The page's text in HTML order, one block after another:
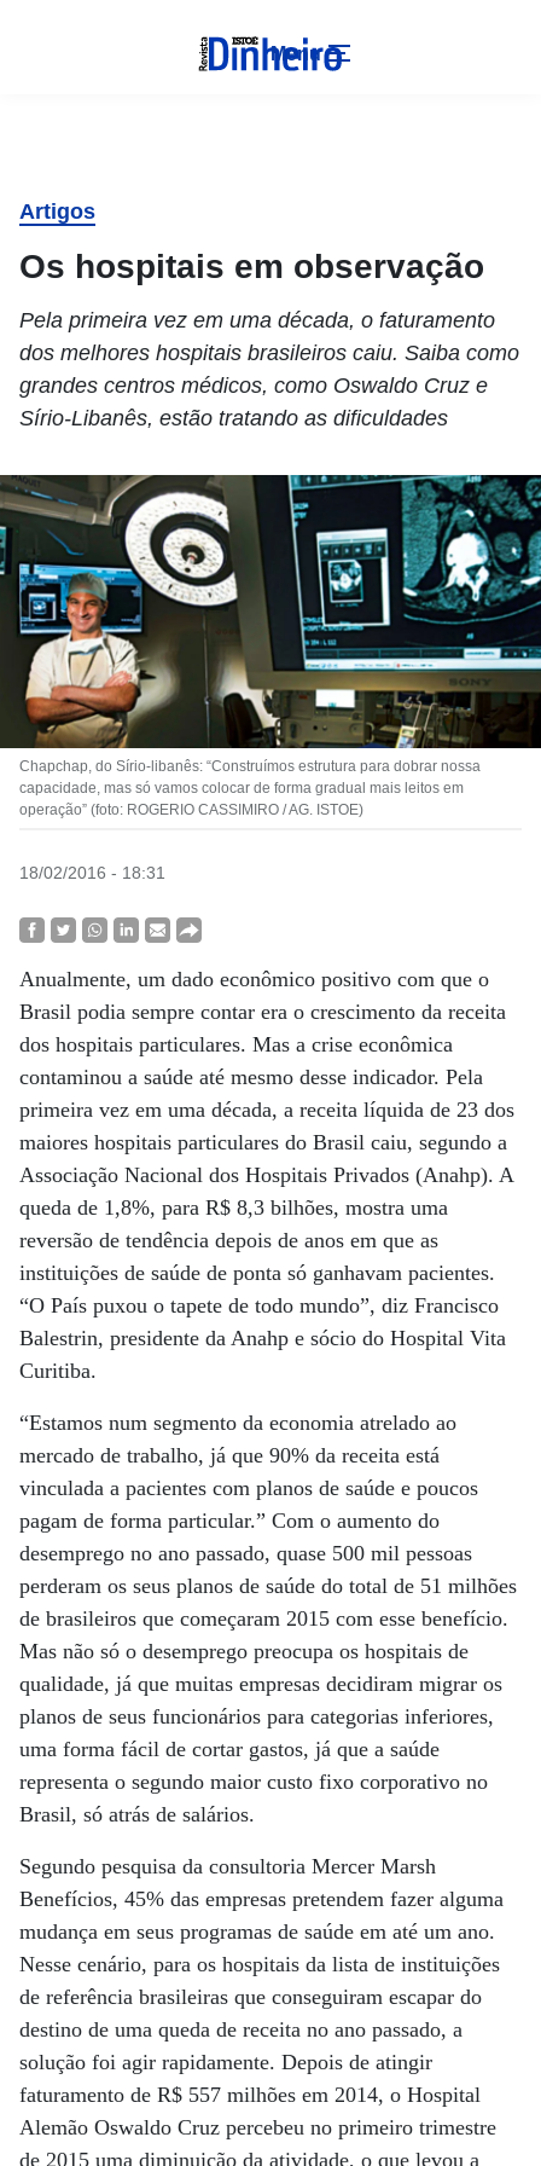
Menu
Artigos
Os hospitais em observação
Pela primeira vez em uma década, o faturamento
dos melhores hospitais brasileiros caiu. Saiba como
grandes centros médicos, como Oswaldo Cruz e
Sírio-Libanês, estão tratando as dificuldades
Chapchap, do Sírio-libanês: “Construímos estrutura para dobrar nossa
capacidade, mas só vamos colocar de forma gradual mais leitos em
operação” (foto: ROGERIO CASSIMIRO / AG. ISTOE)
18/02/2016 - 18:31
Anualmente, um dado econômico positivo com que o
Brasil podia sempre contar era o crescimento da receita
dos hospitais particulares. Mas a crise econômica
contaminou a saúde até mesmo desse indicador. Pela
primeira vez em uma década, a receita líquida de 23 dos
maiores hospitais particulares do Brasil caiu, segundo a
Associação Nacional dos Hospitais Privados (Anahp). A
queda de 1,8%, para R$ 8,3 bilhões, mostra uma
reversão de tendência depois de anos em que as
instituições de saúde de ponta só ganhavam pacientes.
“O País puxou o tapete de todo mundo”, diz Francisco
Balestrin, presidente da Anahp e sócio do Hospital Vita
Curitiba.
“Estamos num segmento da economia atrelado ao
mercado de trabalho, já que 90% da receita está
vinculada a pacientes com planos de saúde e poucos
pagam de forma particular.” Com o aumento do
desemprego no ano passado, quase 500 mil pessoas
perderam os seus planos de saúde do total de 51 milhões
de brasileiros que começaram 2015 com esse benefício.
Mas não só o desemprego preocupa os hospitais de
qualidade, já que muitas empresas decidiram migrar os
planos de seus funcionários para categorias inferiores,
uma forma fácil de cortar gastos, já que a saúde
representa o segundo maior custo fixo corporativo no
Brasil, só atrás de salários.
Segundo pesquisa da consultoria Mercer Marsh
Benefícios, 45% das empresas pretendem fazer alguma
mudança em seus programas de saúde em até um ano.
Nesse cenário, para os hospitais da lista de instituições
de referência brasileiras que conseguiram escapar do
destino de uma queda de receita no ano passado, a
solução foi agir rapidamente. Depois de atingir
faturamento de R$ 557 milhões em 2014, o Hospital
Alemão Oswaldo Cruz percebeu no primeiro trimestre
de 2015 uma diminuição da atividade, o que levou a